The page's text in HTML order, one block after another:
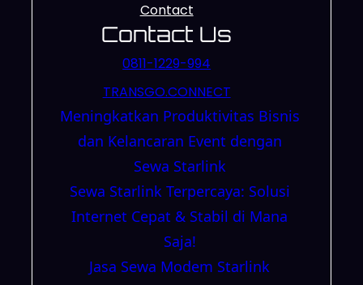
Contact
Contact Us
0811-1229-994
TRANSGO.CONNECT
Meningkatkan Produktivitas Bisnis
dan Kelancaran Event dengan
Sewa Starlink
Sewa Starlink Terpercaya: Solusi
Internet Cepat & Stabil di Mana
Saja!
Jasa Sewa Modem Starlink